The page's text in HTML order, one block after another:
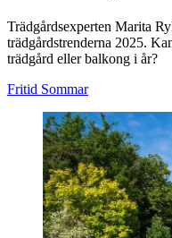
Trädgårdsexperten Marita
trädgårdstrenderna 2025.
trädgård eller balkong i år?
Fritid Sommar